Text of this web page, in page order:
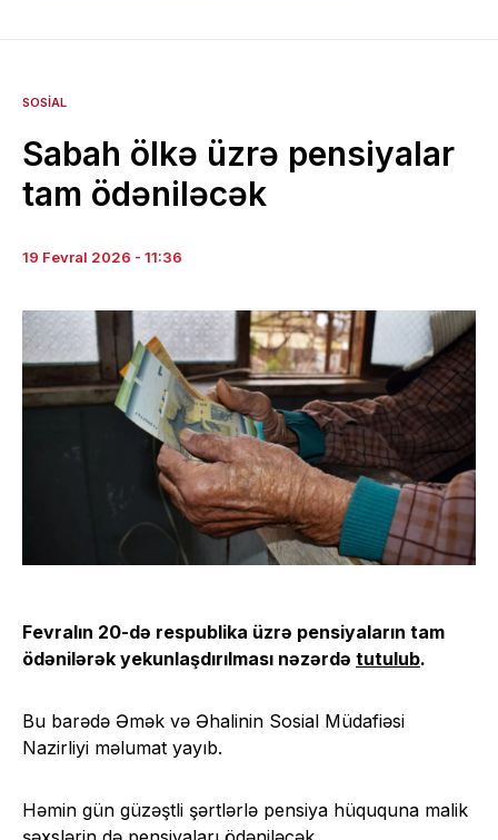
SOSIAL
Sabah ölkə üzrə pensiyalar
tam ödəniləcək
19 Fevral 2026 - 11:36
Fevralın 20-də respublika üzrə pensiyaların tam
ödənilərək yekunlaşdırılması nəzərdə tutulub.
Bu barədə Əmək və Əhalinin Sosial Müdafiəsi
Nazirliyi məlumat yayıb.
Həmin gün güzəştli şərtlərlə pensiya hüququna malik